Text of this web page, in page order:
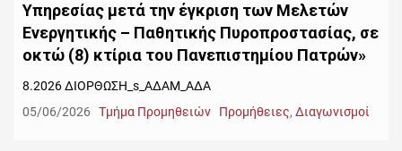
Υπηρεσίας μετά την έγκριση των Μελετών
Ενεργητικής – Παθητικής Πυροπροστασίας, σε
οκτώ (8) κτίρια του Πανεπιστημίου Πατρών»
8.2026 ΔΙΟΡΘΩΣΗ_s_ΑΔΑΜ_ΑΔΑ
05/06/2026
Τμήμα Προμηθειών Προμήθειες, Διαγωνισμοί